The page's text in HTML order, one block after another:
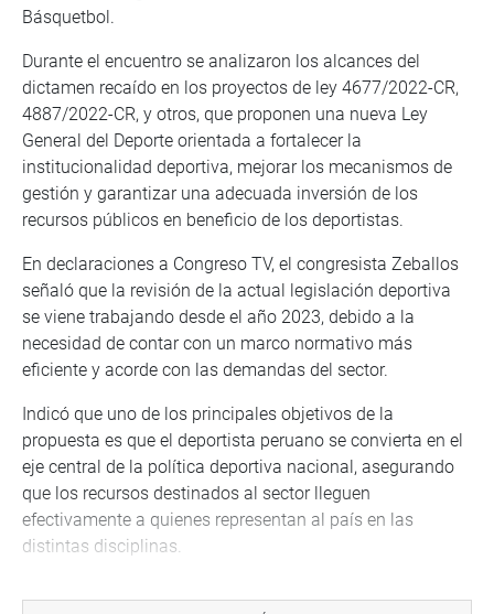
Básquetbol.
Durante el encuentro se analizaron los alcances del
dictamen recaído en los proyectos de ley 4677/2022-CR,
4887/2022-CR, y otros, que proponen una nueva Ley
General del Deporte orientada a fortalecer la
institucionalidad deportiva, mejorar los mecanismos de
gestión y garantizar una adecuada inversión de los
recursos públicos en beneficio de los deportistas.
En declaraciones a Congreso TV, el congresista Zeballos
señaló que la revisión de la actual legislación deportiva
se viene trabajando desde el año 2023, debido a la
necesidad de contar con un marco normativo más
eficiente y acorde con las demandas del sector.
Indicó que uno de los principales objetivos de la
propuesta es que el deportista peruano se convierta en el
eje central de la política deportiva nacional, asegurando
que los recursos destinados al sector lleguen
efectivamente a quienes representan al país en las
distintas disciplinas.